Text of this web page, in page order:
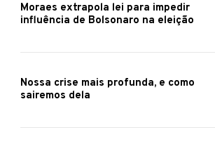
Moraes extrapola lei para impedir
influência de Bolsonaro na eleição
Nossa crise mais profunda, e como
sairemos dela